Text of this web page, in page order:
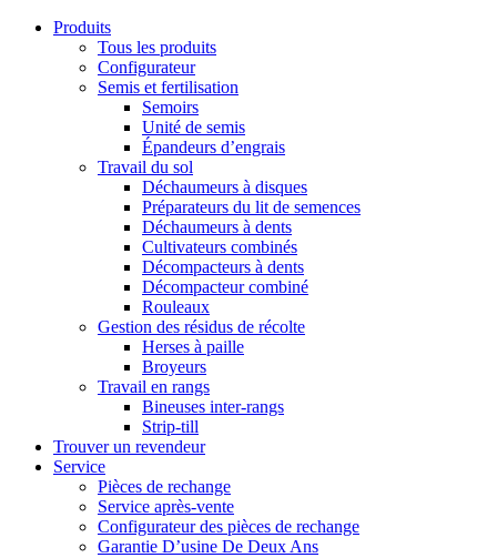
Produits
Tous les produits
Configurateur
Semis et fertilisation
Semoirs
Unité de semis
Épandeurs d’engrais
Travail du sol
Déchaumeurs à disques
Préparateurs du lit de semences
Déchaumeurs à dents
Cultivateurs combinés
Décompacteurs à dents
Décompacteur combiné
Rouleaux
Gestion des résidus de récolte
Herses à paille
Broyeurs
Travail en rangs
Bineuses inter-rangs
Strip-till
Trouver un revendeur
Service
Pièces de rechange
Service après-vente
Configurateur des pièces de rechange
Garantie D’usine De Deux Ans